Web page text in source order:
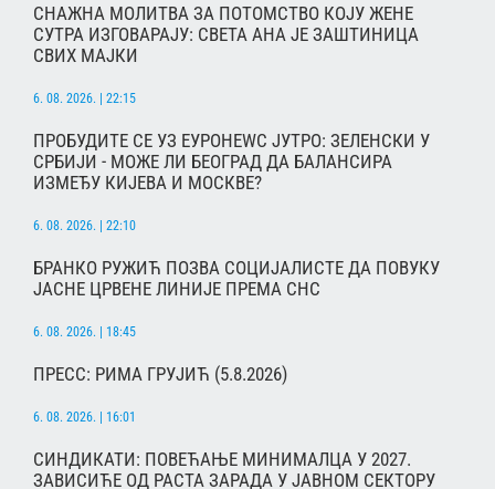
СНАЖНА МОЛИТВА ЗА ПОТОМСТВО КОЈУ ЖЕНЕ
СУТРА ИЗГОВАРАЈУ: СВЕТА АНА ЈЕ ЗАШТИНИЦА
СВИХ МАЈКИ
6. 08. 2026. | 22:15
ПРОБУДИТЕ СЕ УЗ ЕУРОНЕWС ЈУТРО: ЗЕЛЕНСКИ У
СРБИЈИ - МОЖЕ ЛИ БЕОГРАД ДА БАЛАНСИРА
ИЗМЕЂУ КИЈЕВА И МОСКВЕ?
6. 08. 2026. | 22:10
БРАНКО РУЖИЋ ПОЗВА СОЦИЈАЛИСТЕ ДА ПОВУКУ
ЈАСНЕ ЦРВЕНЕ ЛИНИЈЕ ПРЕМА СНС
6. 08. 2026. | 18:45
ПРЕСС: РИМА ГРУЈИЋ (5.8.2026)
6. 08. 2026. | 16:01
СИНДИКАТИ: ПОВЕЋАЊЕ МИНИМАЛЦА У 2027.
ЗАВИСИЋЕ ОД РАСТА ЗАРАДА У ЈАВНОМ СЕКТОРУ